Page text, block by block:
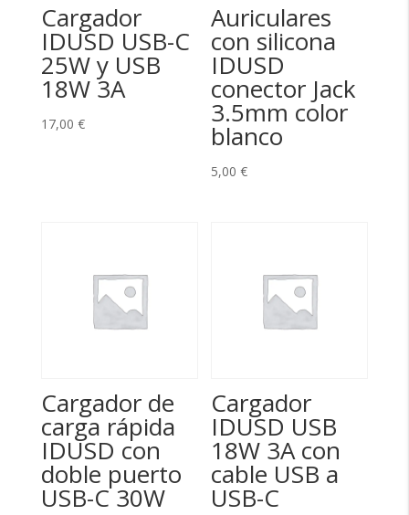
Cargador
IDUSD USB-C
25W y USB
18W 3A
17,00 €
Auriculares
con silicona
IDUSD
conector Jack
3.5mm color
blanco
5,00€
Cargador de
carga rápida
IDUSD con
doble puerto
USB-C 30W
Cargador
IDUSD USB
18W 3A con
cable USB a
USB-C